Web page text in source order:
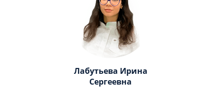
Лабутьева Ирина
Сергеевна